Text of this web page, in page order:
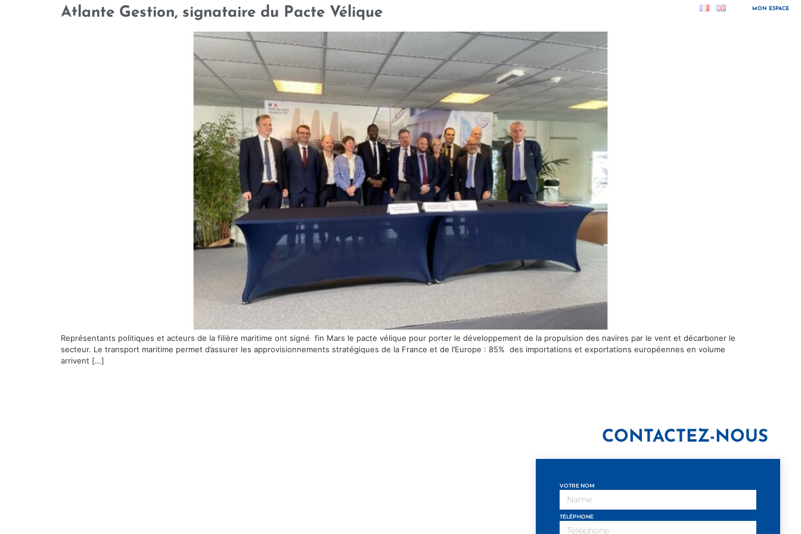
MON ESPACE
Atlante Gestion, signataire du Pacte Vélique
Représentants politiques et acteurs de la filière maritime ont signé fin Mars le pacte vélique pour porter le développement de la propulsion des navires par le vent et décarboner le
secteur. Le transport maritime permet d’assurer les approvisionnements stratégiques de la France et de l’Europe : 85% des importations et exportations européennes en volume
arrivent […]
CONTACTEZ-NOUS
VOTRE NOM
TÉLÉPHONE